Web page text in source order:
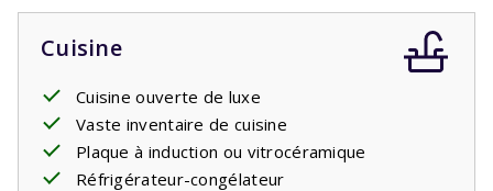
Cuisine
Cuisine ouverte de luxe
Vaste inventaire de cuisine
Plaque à induction ou vitrocéramique
Réfrigérateur-congélateur